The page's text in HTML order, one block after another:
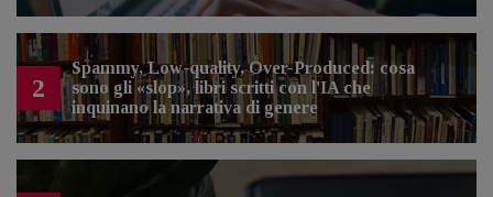
2
Spammy, Low-quality, Over-Produced: cosa
sono gli «slop», libri scritti con l'IA che
inquinano la narrativa di genere